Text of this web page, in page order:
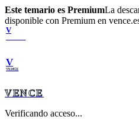
Este temario es PremiumLa
disponible con Premium en
V
V
VENCE
VENCE
Verificando acceso...